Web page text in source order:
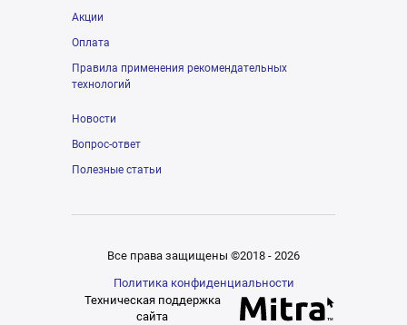
Акции
Оплата
Правила применения рекомендательных
технологий
Новости
Вопрос-ответ
Полезные статьи
Все права защищены ©2018 - 2026
Политика конфиденциальности
Техническая поддержка
сайта